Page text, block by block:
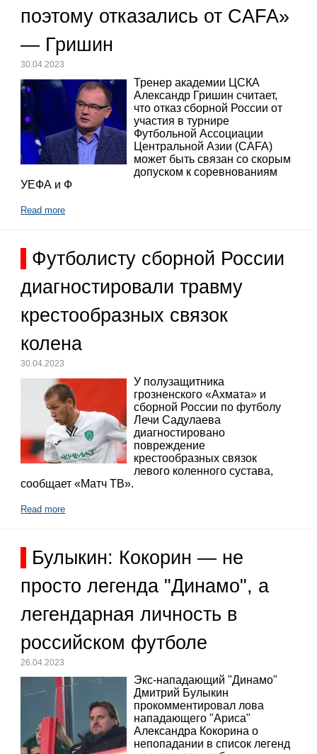
поэтому отказались от CAFA»
— Гришин
30.04.2023
Тренер академии ЦСКА
Александр Гришин считает,
что отказ сборной России от
участия в турнире
Футбольной Ассоциации
Центральной Азии (CAFA)
может быть связан со скорым
допуском к соревнованиям
УЕФА и Ф
Read more
Футболисту сборной России
диагностировали травму
крестообразных связок
колена
30.04.2023
У полузащитника
грозненского «Ахмата» и
сборной России по футболу
Лечи Садулаева
диагностировано
повреждение
крестообразных связок
левого коленного сустава,
сообщает «Матч ТВ».
Read more
Булыкин: Кокорин — не
просто легенда "Динамо", а
легендарная личность в
российском футболе
26.04.2023
Экс-нападающий "Динамо"
Дмитрий Булыкин
прокомментировал лова
нападающего "Ариса"
Александра Кокорина о
непопадании в список легенд